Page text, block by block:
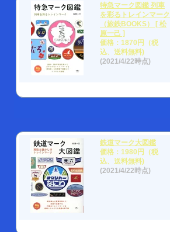
特急マーク図鑑 列車
を彩るトレインマーク
（旅鉄BOOKS） [ 松
原一己 ]
価格：1870円（税
込、送料無料)
(2021/4/22時点)
鉄道マーク大図鑑
価格：1980円（税
込、送料無料)
(2021/4/22時点)